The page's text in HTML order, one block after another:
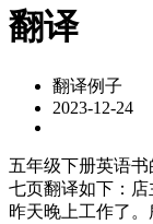
翻译
翻译例子
2023-12-24
五年级下册英语
七页翻译如下：
昨天晚上工作了